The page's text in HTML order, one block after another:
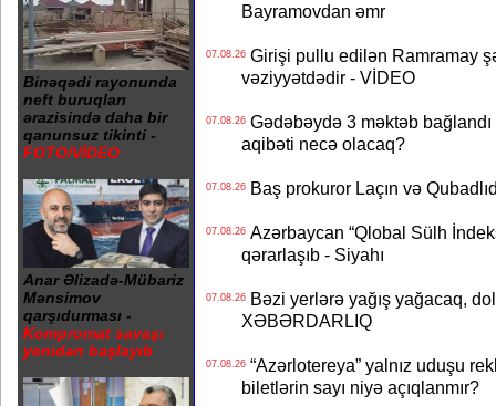
Binəqədi rayonunda
neft buruqları
ərazisində daha bir
qanunsuz tikinti -
FOTO/VİDEO
Anar Əlizadə-Mübariz
Mənsimov
qarşıdurması -
Kompromat savaşı
yenidən başlayıb
Bayramovdan əmr
07.08.26Girişi pullu edilən Ramramay
vəziyyətdədir - VİDEO
07.08.26Gədəbəydə 3 məktəb
aqibəti necə olacaq?
07.08.26Baş prokuror Laçın və
07.08.26Azərbaycan “Qlobal Sülh
qərarlaşıb - Siyahı
07.08.26Bəzi yerlərə yağış yağacaq,
XƏBƏRDARLIQ
07.08.26“Azərlotereya” yalnız uduşu
biletlərin sayı niyə açıqlanmır?